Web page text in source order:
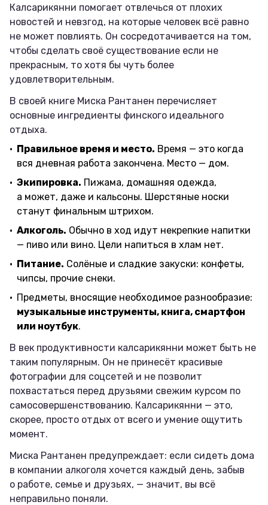
Калсарикянни помогает отвлечься от плохих
новостей и невзгод, на которые человек всё равно
не может повлиять. Он сосредотачивается на том,
чтобы сделать своё существование если не
прекрасным, то хотя бы чуть более
удовлетворительным.
В своей книге Миска Рантанен перечисляет
основные ингредиенты финского идеального
отдыха.
Правильное время и место. Время — это когда
вся дневная работа закончена. Место — дом.
Экипировка. Пижама, домашняя одежда,
а может, даже и кальсоны. Шерстяные носки
станут финальным штрихом.
Алкоголь. Обычно в ход идут некрепкие напитки
— пиво или вино. Цели напиться в хлам нет.
Питание. Солёные и сладкие закуски: конфеты,
чипсы, прочие снеки.
Предметы, вносящие необходимое разнообразие:
музыкальные инструменты, книга, смартфон
или ноутбук.
В век продуктивности калсарикянни может быть не
таким популярным. Он не принесёт красивые
фотографии для соцсетей и не позволит
похвастаться перед друзьями свежим курсом по
самосовершенствованию. Калсарикянни — это,
скорее, просто отдых от всего и умение ощутить
момент.
Миска Рантанен предупреждает: если сидеть дома
в компании алкоголя хочется каждый день, забыв
о работе, семье и друзьях, — значит, вы всё
неправильно поняли.